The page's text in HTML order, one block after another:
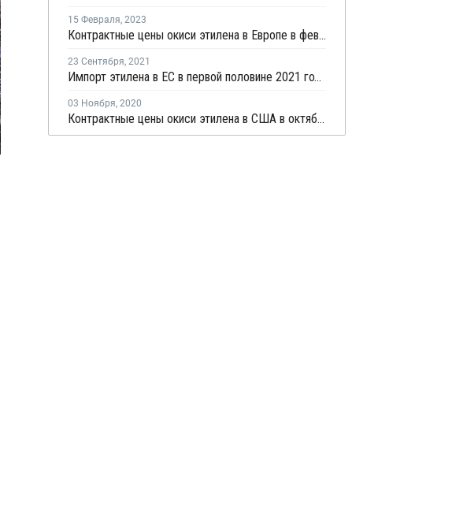
15 Февраля, 2023
Контрактные цены окиси этилена в Европе в феврале выросли на EUR70 за тонну
23 Сентября, 2021
Импорт этилена в ЕС в первой половине 2021 года резко вырос
03 Ноября, 2020
Контрактные цены окиси этилена в США в октябре снизились на USD13 за тонну